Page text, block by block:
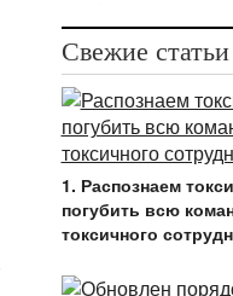
Свежие статьи
1. Распознаем
погубить всю
токсичного